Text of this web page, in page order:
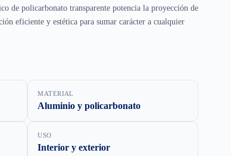
de policarbonato transparente potencia la proyección de
eficiente y estética para sumar carácter a cualquier
MATERIAL
Aluminio y policarbonato
USO
Interior y exterior